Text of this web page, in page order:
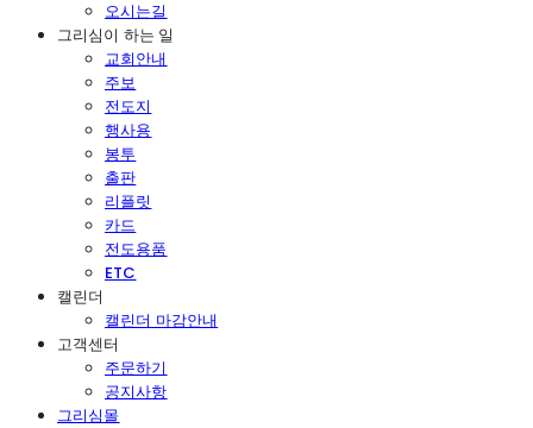
오시는길
그리심이 하는 일
교회안내
주보
전도지
행사용
봉투
출판
리플릿
카드
전도용품
ETC
캘린더
캘린더 마감안내
고객센터
주문하기
공지사항
그리심몰